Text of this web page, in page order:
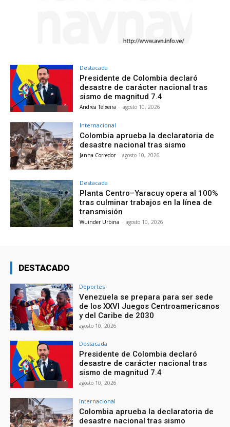
Destacada
Presidente de Colombia declaró
desastre de carácter nacional tras
sismo de magnitud 7.4
Andrea Teixeira - agosto 10, 2026
Internacional
Colombia aprueba la declaratoria de
desastre nacional tras sismo
Janna Corredor - agosto 10, 2026
Destacada
Planta Centro–Yaracuy opera al 100%
tras culminar trabajos en la línea de
transmisión
Wuinder Urbina - agosto 10, 2026
DESTACADO
Deportes
Venezuela se prepara para ser sede
de los XXVI Juegos Centroamericanos
y del Caribe de 2030
agosto 10, 2026
Destacada
Presidente de Colombia declaró
desastre de carácter nacional tras
sismo de magnitud 7.4
agosto 10, 2026
Internacional
Colombia aprueba la declaratoria de
desastre nacional tras sismo